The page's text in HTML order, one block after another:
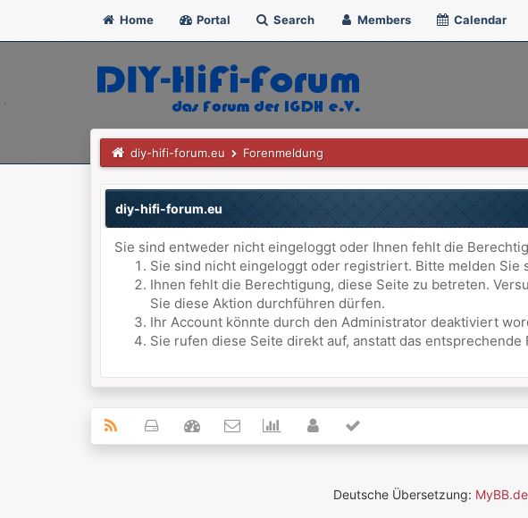
Home Portal Search Members Calendar
diy-hifi-forum.eu Forenmeldung
diy-hifi-forum.eu
Sie sind entweder nicht eingeloggt oder Ihnen fehlt die
Sie sind nicht eingeloggt oder registriert. Bitte melden
Ihnen fehlt die Berechtigung, diese Seite zu betreten.
Sie diese Aktion durchführen dürfen.
Ihr Account könnte durch den Administrator deaktiviert
Sie rufen diese Seite direkt auf, anstatt das
Deutsche Übersetzung: MyBB.de